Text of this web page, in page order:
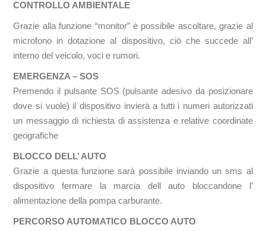
CONTROLLO AMBIENTALE
Grazie alla funzione “monitor” è possibile ascoltare, grazie al
microfono in dotazione al dispositivo, ciò che succede all’
interno del veicolo, voci e rumori.
EMERGENZA – SOS
Premendo il pulsante SOS (pulsante adesivo da posizionare
dove si vuole) il dispositivo invierà a tutti i numeri autorizzati
un messaggio di richiesta di assistenza e relative coordinate
geografiche
BLOCCO DELL’ AUTO
Grazie a questa funzione sarà possibile inviando un sms al
dispositivo fermare la marcia dell auto bloccandone l’
alimentazione della pompa carburante.
PERCORSO AUTOMATICO BLOCCO AUTO